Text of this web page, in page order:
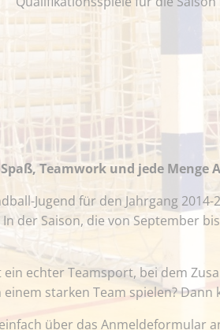
Teamwork und jede Menge
Jugend für den Jahrgang
In der Saison, die von September
ein echter Teamsport, bei dem
starken Team spielen?
über das Anmeldeformular